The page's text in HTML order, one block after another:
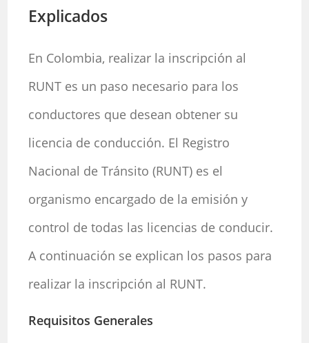
Explicados
En Colombia, realizar la inscripción al
RUNT es un paso necesario para los
conductores que desean obtener su
licencia de conducción. El Registro
Nacional de Tránsito (RUNT) es el
organismo encargado de la emisión y
control de todas las licencias de conducir.
A continuación se explican los pasos para
realizar la inscripción al RUNT.
Requisitos Generales